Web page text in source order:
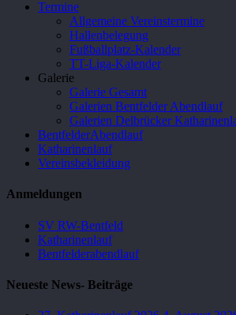
Termine
Allgemeine Vereinstermine
Hallenbelegung
Fußballplatz-Kalender
TT-Liga-Kalender
Galerie
Galerie Gesamt
Galerien Bentfelder Abendlauf
Galerien Delbrücker
BentfelderAbendlauf
Katharinenlauf
Vereinsbekleidung
Anmeldungen
SV RW-Bentfeld
Katharinenlauf
Bentfelderabendlauf
Neueste News- Beiträge